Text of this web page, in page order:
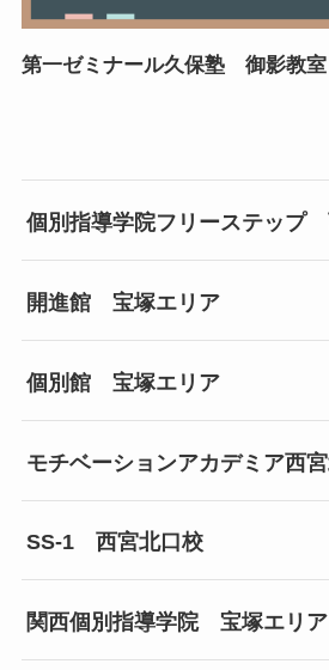
第一ゼミナール久保塾 御影教室
個別指導学院フリーステップ
開進館 宝塚エリア
個別館 宝塚エリア
モチベーションアカデミア西
SS-1 西宮北口校
関西個別指導学院 宝塚エリア